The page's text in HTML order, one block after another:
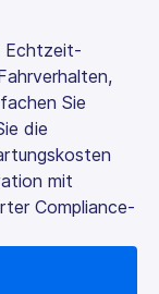
Echtzeit-
Sie
die
mit
Compliance-